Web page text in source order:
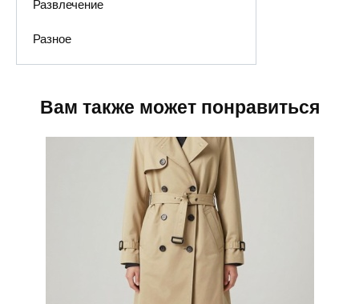
Развлечение
Разное
Вам также может понравиться